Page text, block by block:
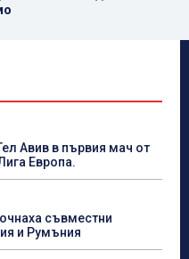
Авив в първия мач от
Европа.
съвместни
и Румъния